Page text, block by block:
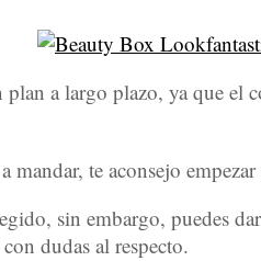
a largo plazo, ya que
te aconsejo
sin embargo, puedes
dudas al respecto.